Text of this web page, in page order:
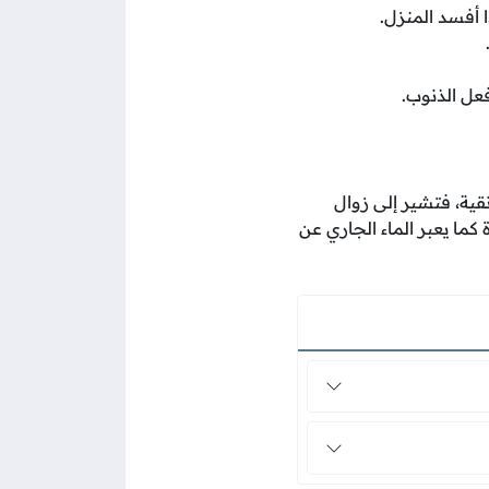
أفسد المنزل.
الذنوب.
فتشير إلى زوال
يعبر الماء الجاري عن